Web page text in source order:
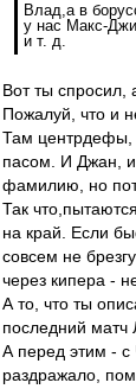
Влад,а в
у нас Макс-
и т. д.
Вот ты спросил,
Пожалуй, что и
Там центрдефы,
пасом. И Джан,
фамилию, но
Так
на край. Если
совсем не
через кипера -
А то, что ты
последний матч
А перед этим - с
раздражало,